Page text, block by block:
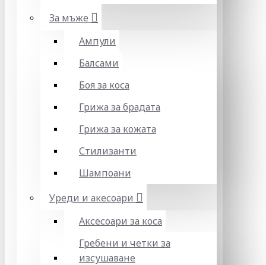
За мъже
Ампули
Балсами
Боя за коса
Грижа за брадата
Грижа за кожата
Стилизанти
Шампоани
Уреди и акесоари
Аксесоари за коса
Гребени и четки за
изсушаване